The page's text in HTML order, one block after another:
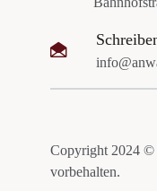
Copyright 2024 ©
vorbehalten.